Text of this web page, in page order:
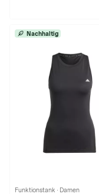
Nachhaltig
Funktionstank · Damen